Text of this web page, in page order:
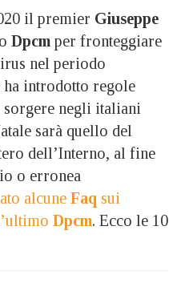
il premier Giuseppe
Dpcm per fronteggiare
nel periodo
ha introdotto regole
sorgere negli italiani
sarà quello del
dell’Interno, al fine
o erronea
alcune Faq sui
Dpcm. Ecco le 10